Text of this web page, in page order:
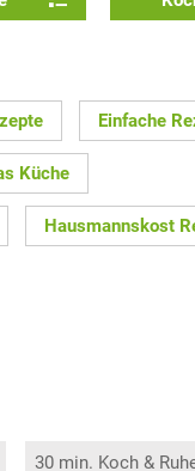
Einfache
Küche
Hausmannskost
30 min. Koch &